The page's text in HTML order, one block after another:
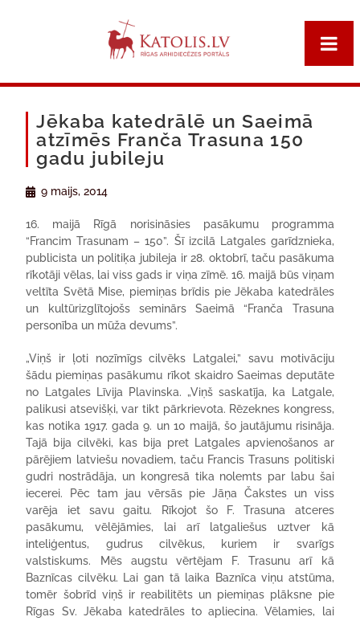
Jēkaba katedrālē un Saeimā
atzīmēs Franča Trasuna 150
gadu jubileju
9 maijs, 2014
16. maijā Rīgā norisināsies pasākumu programma
“Francim Trasunam – 150”. Šī izcilā Latgales garīdznieka,
publicista un politiķa jubileja ir 28. oktobrī, taču pasākuma
rīkotāji vēlas, lai viss gads ir viņa zīmē. 16. maijā būs viņam
veltīta Svētā Mise, piemiņas brīdis pie Jēkaba katedrāles
un kultūrizglītojošs seminārs Saeimā “Franča Trasuna
personība un mūža devums”.
„Viņš ir ļoti nozīmīgs cilvēks Latgalei,” savu motivāciju
šādu piemiņas pasākumu rīkot skaidro Saeimas deputāte
no Latgales Līvija Plavinska. „Viņš saskatīja, ka Latgale,
palikusi atsevišķi, var tikt pārkrievota. Rēzeknes kongress,
kas notika 1917. gada 9. un 10 maijā, šo jautājumu risināja.
Tajā bija cilvēki, kas bija pret Latgales apvienošanos ar
pārējiem latviešu novadiem, taču Francis Trasuns politiski
gudri nostrādāja, un kongresā tika nolemts par labu šai
iecerei. Pēc tam jau vērsās pie Jāņa Čakstes un viss
varēja iet savu gaitu. Rīkojot šo F. Trasuna atceres
pasākumu, vēlējāmies, lai arī latgaliešus uztver kā
inteliģentus, gudrus cilvēkus, kuriem ir svarīgs
valstiskums. Mēs augstu vērtējam F. Trasunu arī kā
Baznīcas cilvēku. Lai gan tā laika Baznīca viņu atstūma,
tomēr šobrīd viņš ir reabilitēts un piemiņas plāksne pie
Rīgas Sv. Jēkaba katedrāles to apliecina. Vēlamies, lai